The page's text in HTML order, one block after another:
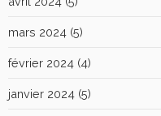
mars 2024 (5)
février 2024 (4)
janvier 2024 (5)